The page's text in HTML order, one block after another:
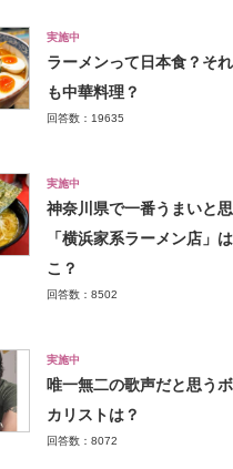
実施中
ラーメンって日本食？そ
も中華料理？
回答数：19635
実施中
神奈川県で一番うまいと思
「横浜家系ラーメン店」
こ？
回答数：8502
実施中
唯一無二の歌声だと思う
カリストは？
回答数：8072